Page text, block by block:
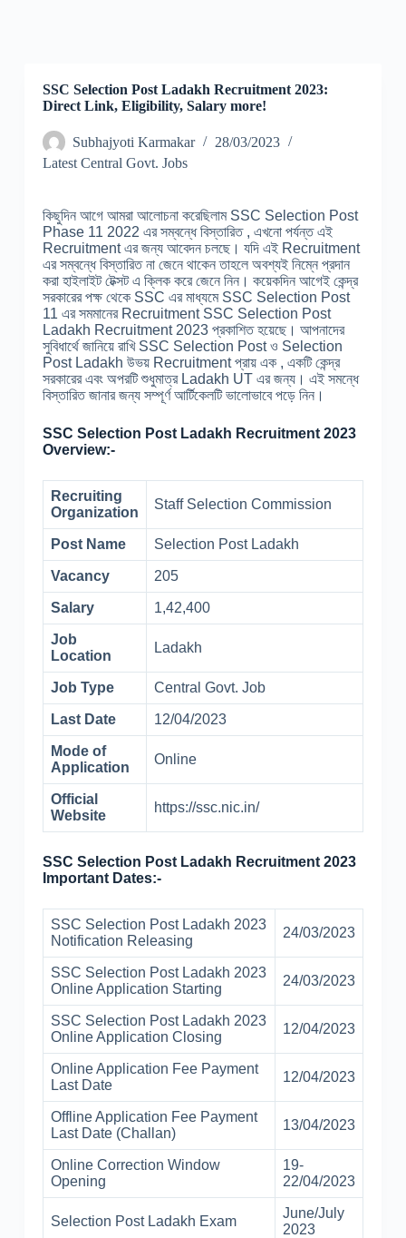
SSC Selection Post Ladakh Recruitment 2023:
Direct Link, Eligibility, Salary more!
Subhajyoti Karmakar
28/03/2023
Latest Central Govt. Jobs
কিছুদিন আগে আমরা আলোচনা করেছিলাম SSC Selection Post
Phase 11 2022 এর সম্বন্ধে বিস্তারিত , এখনো পর্যন্ত এই
Recruitment এর জন্য আবেদন চলছে। যদি এই Recruitment
এর সম্বন্ধে বিস্তারিত না জেনে থাকেন তাহলে অবশ্যই নিম্নে প্রদান
করা হাইলাইট টেক্সট এ ক্লিক করে জেনে নিন। কয়েকদিন আগেই কেন্দ্র
সরকারের পক্ষ থেকে SSC এর মাধ্যমে SSC Selection Post
11 এর সমমানের Recruitment SSC Selection Post
Ladakh Recruitment 2023 প্রকাশিত হয়েছে। আপনাদের
সুবিধার্থে জানিয়ে রাখি SSC Selection Post ও Selection
Post Ladakh উভয় Recruitment প্রায় এক , একটি কেন্দ্র
সরকারের এবং অপরটি শুধুমাত্র Ladakh UT এর জন্য। এই সমন্ধে
বিস্তারিত জানার জন্য সম্পূর্ণ আর্টিকেলটি ভালোভাবে পড়ে নিন।
SSC Selection Post Ladakh Recruitment 2023
Overview:-
Recruiting
Organization
Staff Selection Commission
Post Name Selection Post Ladakh
Vacancy 205
Salary 1,42,400
Job
Location
Ladakh
Job Type Central Govt. Job
Last Date 12/04/2023
Mode of
Application
Online
Official
Website
https://ssc.nic.in/
SSC Selection Post Ladakh Recruitment 2023
Important Dates:-
SSC Selection Post Ladakh 2023
Notification Releasing
24/03/2023
SSC Selection Post Ladakh 2023
Online Application Starting
24/03/2023
SSC Selection Post Ladakh 2023
Online Application Closing
12/04/2023
Online Application Fee Payment
Last Date
12/04/2023
Offline Application Fee Payment
Last Date (Challan)
13/04/2023
Online Correction Window
Opening
19-
22/04/2023
Selection Post Ladakh Exam
June/July
2023